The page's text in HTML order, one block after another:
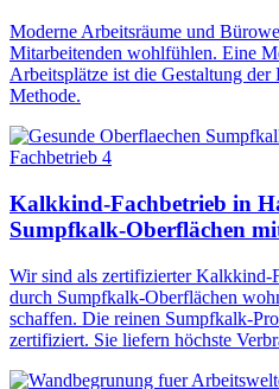
Moderne Arbeitsräume und
Mitarbeitenden wohlfühlen. Eine
Arbeitsplätze ist die Gestaltung der
Methode.
Kalkkind-Fachbetrieb in
Sumpfkalk-Oberflächen
Wir sind als zertifizierter Kalkkind-
durch Sumpfkalk-Oberflächen
schaffen. Die reinen Sumpfkalk-
zertifiziert. Sie liefern höchste